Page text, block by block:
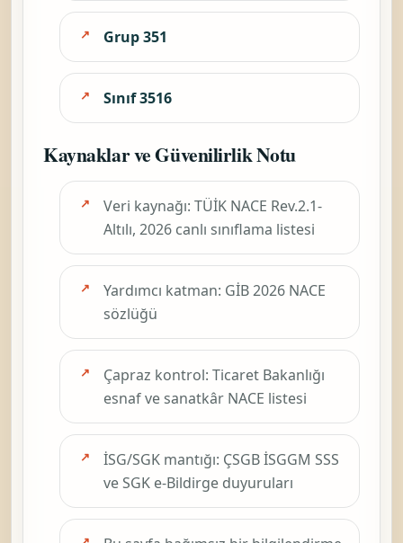
Grup 351
Sınıf 3516
Kaynaklar ve Güvenilirlik Notu
Veri kaynağı: TÜİK NACE Rev.2.1-
Altılı, 2026 canlı sınıflama listesi
Yardımcı katman: GİB 2026 NACE
sözlüğü
Çapraz kontrol: Ticaret Bakanlığı
esnaf ve sanatkâr NACE listesi
İSG/SGK mantığı: ÇSGB İSGGM SSS
ve SGK e-Bildirge duyuruları